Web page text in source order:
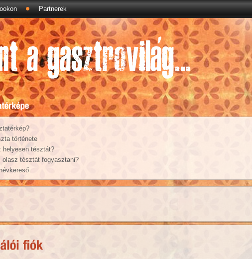
Partnerek
története
helyesen tésztát?
olasz tésztát fogyasztani?